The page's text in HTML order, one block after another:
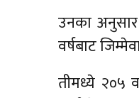
उनका
वर्षबाट
तीमध्ये २०५